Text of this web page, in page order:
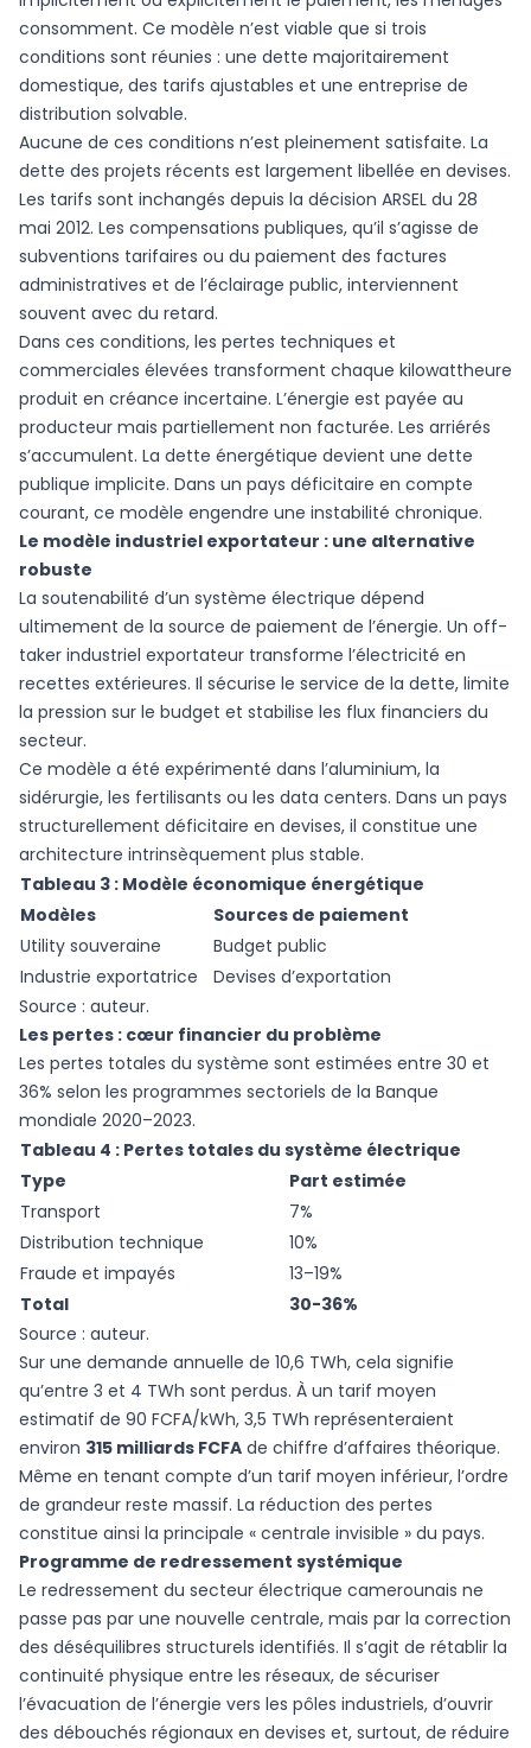
consomment. Ce modèle n’est viable que si trois
conditions sont réunies : une dette majoritairement
domestique, des tarifs ajustables et une entreprise de
distribution solvable.
Aucune de ces conditions n’est pleinement satisfaite. La
dette des projets récents est largement libellée en devises.
Les tarifs sont inchangés depuis la décision ARSEL du 28
mai 2012. Les compensations publiques, qu’il s’agisse de
subventions tarifaires ou du paiement des factures
administratives et de l’éclairage public, interviennent
souvent avec du retard.
Dans ces conditions, les pertes techniques et
commerciales élevées transforment chaque kilowattheure
produit en créance incertaine. L’énergie est payée au
producteur mais partiellement non facturée. Les arriérés
s’accumulent. La dette énergétique devient une dette
publique implicite. Dans un pays déficitaire en compte
courant, ce modèle engendre une instabilité chronique.
Le modèle industriel exportateur : une alternative
robuste
La soutenabilité d’un système électrique dépend
ultimement de la source de paiement de l’énergie. Un off-
taker industriel exportateur transforme l’électricité en
recettes extérieures. Il sécurise le service de la dette, limite
la pression sur le budget et stabilise les flux financiers du
secteur.
Ce modèle a été expérimenté dans l’aluminium, la
sidérurgie, les fertilisants ou les data centers. Dans un pays
structurellement déficitaire en devises, il constitue une
architecture intrinsèquement plus stable.
Tableau 3 : Modèle économique énergétique
Modèles
Sources de paiement
Utility souveraine
Budget public
Industrie exportatrice
Devises d’exportation
Source : auteur.
Les pertes : cœur financier du problème
Les pertes totales du système sont estimées entre 30 et
36% selon les programmes sectoriels de la Banque
mondiale 2020–2023.
Tableau 4 : Pertes totales du système électrique
Type
Part estimée
Transport
7%
Distribution technique
10%
Fraude et impayés
13–19%
Total
30-36%
Source : auteur.
Sur une demande annuelle de 10,6 TWh, cela signifie
qu’entre 3 et 4 TWh sont perdus. À un tarif moyen
estimatif de 90 FCFA/kWh, 3,5 TWh représenteraient
environ 315 milliards FCFA de chiffre d’affaires théorique.
Même en tenant compte d’un tarif moyen inférieur, l’ordre
de grandeur reste massif. La réduction des pertes
constitue ainsi la principale « centrale invisible » du pays.
Programme de redressement systémique
Le redressement du secteur électrique camerounais ne
passe pas par une nouvelle centrale, mais par la correction
des déséquilibres structurels identifiés. Il s’agit de rétablir la
continuité physique entre les réseaux, de sécuriser
l’évacuation de l’énergie vers les pôles industriels, d’ouvrir
des débouchés régionaux en devises et, surtout, de réduire